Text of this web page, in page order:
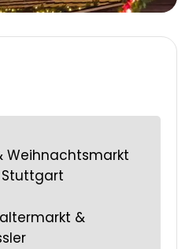
Weihnachtsmarkt
&